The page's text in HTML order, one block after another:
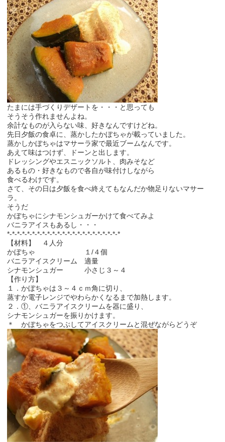
たまには手づくりデザートを・・・と思っても
そうそう作れませんよね。
余計なものが入らない味、好きなんですけどね。
先日夕飯の食卓に、蒸かしたかぼちゃが載っていました。
蒸かしかぼちゃはマサーラ家で最近ブームなんです。
あえて味はつけず、ドーンと出します。
ドレッシングやエスニックソルト、肉みそなど
あるもの・好きなもので各自が味付けしながら
食べるわけです。
さて、その日は夕飯を食べ終えてもなんだか物足りないマサー
ラ。
そうだ
かぼちゃにシナモンシュガーかけて食べてみよ
バニラアイスもあるし・・・
*-*-*-*-*-*-*-*-*-*-*-*-*-*-*-*-*-*-*-*-*-*-*
【材料】 ４人分
かぼちゃ １/４個
バニラアイスクリーム 適量
シナモンシュガー 小さじ３～４
【作り方】
１．かぼちゃは３～４ｃｍ角に切り、
蒸すか電子レンジでやわらかくなるまで加熱します。
２．①、バニラアイスクリームを器に盛り、
シナモンシュガーを振りかけます。
＊ かぼちゃをつぶしてアイスクリームと混ぜながらどうぞ